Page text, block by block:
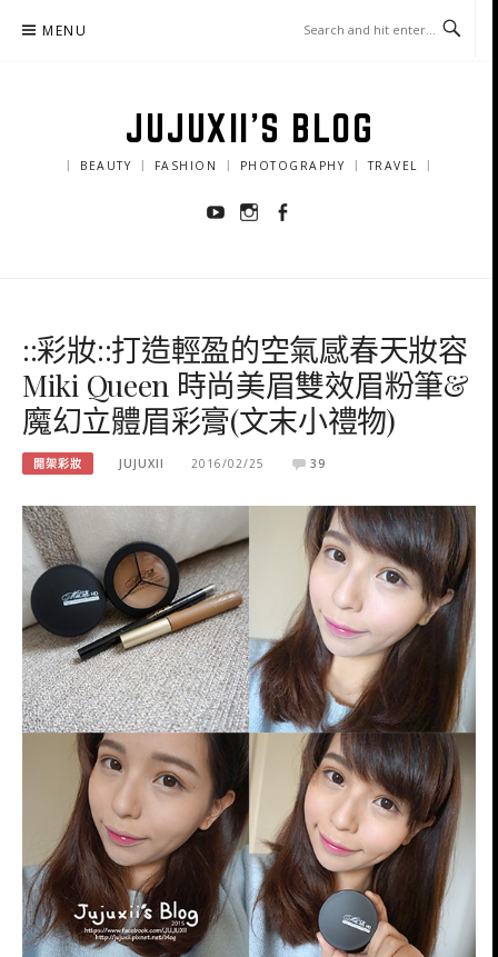
MENU
JUJUXII'S BLOG
｜ BEAUTY ｜ FASHION ｜ PHOTOGRAPHY ｜ TRAVEL ｜
YoutubeInstagram
::彩妝::打造輕盈的空氣感春天妝容
Miki Queen 時尚美眉雙效眉粉筆&
魔幻立體眉彩膏(文末小禮物)
開架彩妝 JUJUXII 2016/02/25 39